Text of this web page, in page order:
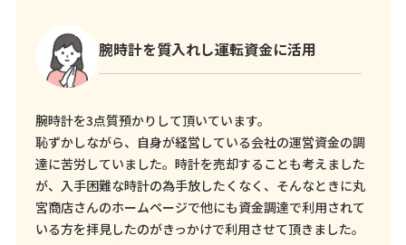
腕時計を質入れし運転資金に活用
腕時計を3点質預かりして頂いています。
恥ずかしながら、自身が経営している会社の運営資金の調
達に苦労していました。時計を売却することも考えました
が、入手困難な時計の為手放したくなく、そんなときに丸
宮商店さんのホームページで他にも資金調達で利用されて
いる方を拝見したのがきっかけで利用させて頂きました。